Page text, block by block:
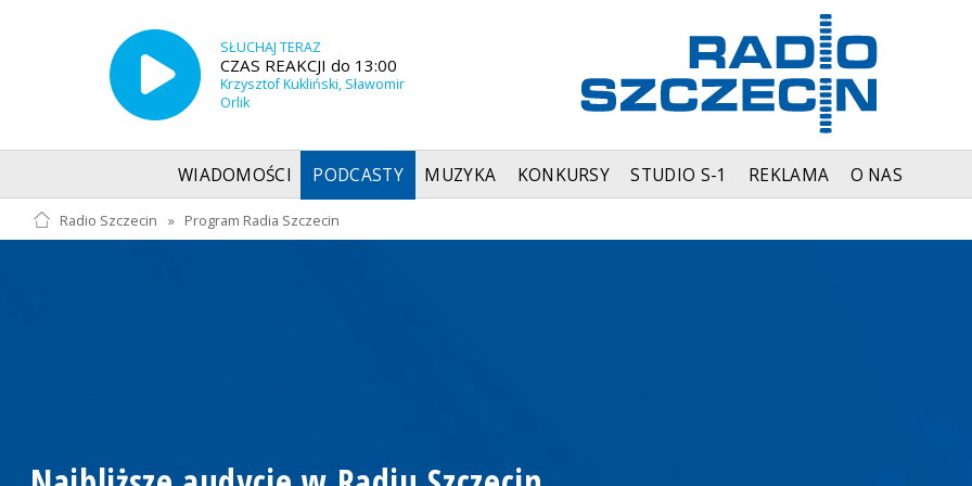
SŁUCHAJ TERAZ
CZAS REAKCJI do 13:00
Krzysztof Kukliński, Sławomir
Orlik
WIADOMOŚCI PODCASTY MUZYKA KONKURSY STUDIO S-1 REKLAMA O NAS
Radio Szczecin » Program Radia Szczecin